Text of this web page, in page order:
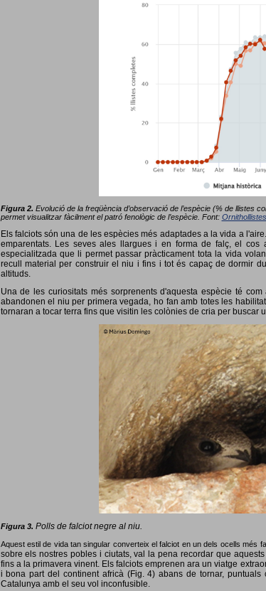
Figura 2. Evolució de la freqüència d’observació de l’espècie (% de llistes
permet visualitzar fàcilment el patró fenològic de l’espècie. Font: Ornithollistes
Els falciots són una de les espècies més adaptades a la vida a
emparentats. Les seves ales llargues i en forma de falç, el
especialitzada que li permet passar pràcticament tota la vida
recull material per construir el niu i fins i tot és capaç de dormir
altituds.
Una de les curiositats més sorprenents d'aquesta espècie té
abandonen el niu per primera vegada, ho fan amb totes les
tornaran a tocar terra fins que visitin les colònies de cria per
Figura 3. Polls de falciot negre al niu.
Aquest estil de vida tan singular converteix el falciot en un dels ocells més
sobre els nostres pobles i ciutats, val la pena recordar que
fins a la primavera vinent. Els falciots emprenen ara un viatge
i bona part del continent africà (Fig. 4) abans de tornar,
Catalunya amb el seu vol inconfusible.